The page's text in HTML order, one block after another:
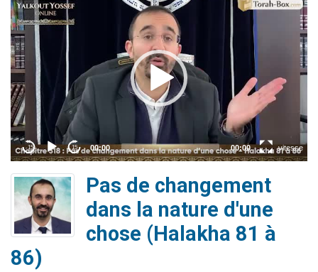
Pas de changement
dans la nature d'une
chose (Halakha 81 à
86)